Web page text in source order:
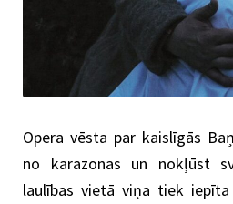
Opera vēsta par kaislīgās
no karazonas un nokļūst
laulības vietā viņa tiek